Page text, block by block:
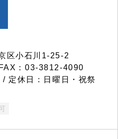
区小石川1-25-2
：03-3812-4090
定休日：日曜日・祝祭